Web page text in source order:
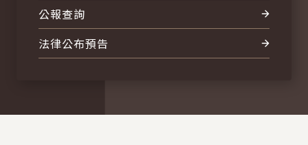
公報查詢
法律公布預告